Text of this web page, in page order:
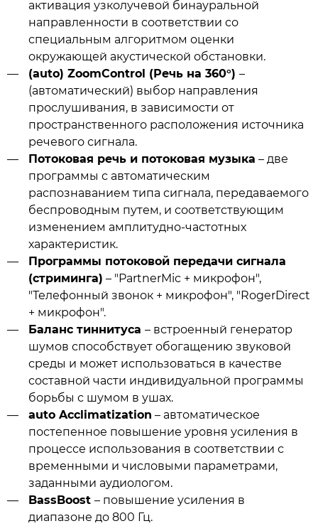
активация узколучевой бинауральной
направленности в соответствии со
специальным алгоритмом оценки
окружающей акустической обстановки.
(auto) ZoomControl (Речь на 360°) –
(автоматический) выбор направления
прослушивания, в зависимости от
пространственного расположения источника
речевого сигнала.
Потоковая речь и потоковая музыка – две
программы с автоматическим
распознаванием типа сигнала, передаваемого
беспроводным путем, и соответствующим
изменением амплитудно-частотных
характеристик.
Программы потоковой передачи сигнала
(стриминга) – "PartnerMic + микрофон",
"Телефонный звонок + микрофон", "RogerDirect
+ микрофон".
Баланс тиннитуса – встроенный генератор
шумов способствует обогащению звуковой
среды и может использоваться в качестве
составной части индивидуальной программы
борьбы с шумом в ушах.
auto Acclimatization – автоматическое
постепенное повышение уровня усиления в
процессе использования в соответствии с
временными и числовыми параметрами,
заданными аудиологом.
BassBoost – повышение усиления в
диапазоне до 800 Гц.